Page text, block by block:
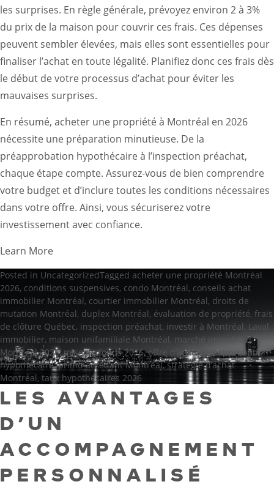
les surprises. En règle générale, prévoyez environ 2 à 3%
du prix de la maison pour couvrir ces frais. Ces dépenses
peuvent sembler élevées, mais elles sont essentielles pour
finaliser l’achat en toute légalité. Planifiez donc ces frais dès
le début de votre processus d’achat pour éviter les
mauvaises surprises.
En résumé, acheter une propriété à Montréal en 2026
nécessite une préparation minutieuse. De la
préapprobation hypothécaire à l’inspection préachat,
chaque étape compte. Assurez-vous de bien comprendre
votre budget et d’inclure toutes les conditions nécessaires
dans votre offre. Ainsi, vous sécuriserez votre
investissement avec confiance.
Learn More
Posted in UncategorizedTagged acheter une propriété Montréal
2026, conditions suspensives, condo Montréal, conseils achat
immobilier Montréal, courtier immobilier Montréal, droits de
mutation Montréal, duplex Montréal, évaluation de propriété, frais
de clôture Québec, inspection préachat, investir à Montréal, Laval
immobilier, maison unifamiliale Montréal, marché immobilier
Montréal 2026,mise de fonds 2026,offre d’achat,
préapprobation
hypothécaire,primo‑accédant Montréal,stratégie d’achat
Montréal, taux hypothécaires 2026
LES AVANTAGES
D’UN
ACCOMPAGNEMENT
PERSONNALISÉ